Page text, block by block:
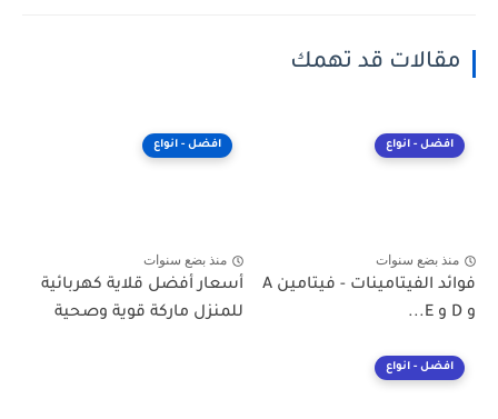
مقالات قد تهمك
افضل - انواع
منذ بضع سنوات
فوائد الفيتامينات - فيتامين A
و D و E...
افضل - انواع
منذ بضع سنوات
أسعار أفضل قلاية كهربائية
للمنزل ماركة قوية وصحية
افضل - انواع